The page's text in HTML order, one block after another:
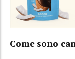
Come sono